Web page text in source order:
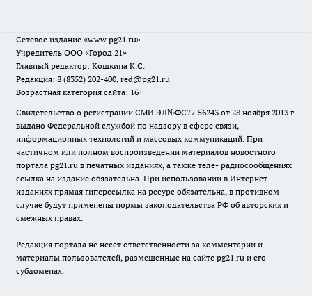
Сетевое издание «www.pg21.ru»
Учредитель ООО «Город 21»
Главный редактор: Кошкина К.С.
Редакция: 8 (8352) 202-400, red@pg21.ru
Возрастная категория сайта: 16+
Свидетельство о регистрации СМИ ЭЛ№ФС77-56243 от 28 ноября 2013 г.
выдано Федеральной службой по надзору в сфере связи,
информационных технологий и массовых коммуникаций. При
частичном или полном воспроизведении материалов новостного
портала pg21.ru в печатных изданиях, а также теле- радиосообщениях
ссылка на издание обязательна. При использовании в Интернет-
изданиях прямая гиперссылка на ресурс обязательна, в противном
случае будут применены нормы законодательства РФ об авторских и
смежных правах.
Редакция портала не несет ответственности за комментарии и
материалы пользователей, размещенные на сайте pg21.ru и его
субдоменах.